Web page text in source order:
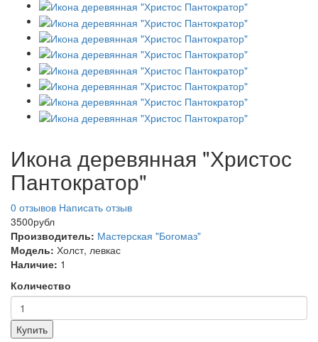
Икона деревянная "Христос
Пантократор"
0 отзывов Написать отзыв
3500рубл
Производитель: Мастерская "Богомаз"
Модель: Холст, левкас
Наличие: 1
Количество
Купить